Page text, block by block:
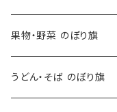
果物・野菜 のぼり旗
うどん・そば のぼり旗